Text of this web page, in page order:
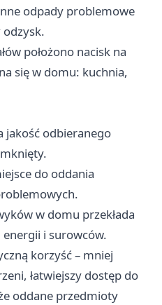
odpady problemowe
położono nacisk na
się w domu: kuchnia,
jakość odbieranego
do oddania
w domu przekłada
energii i surowców.
korzyść – mniej
łatwiejszy dostęp do
oddane przedmioty